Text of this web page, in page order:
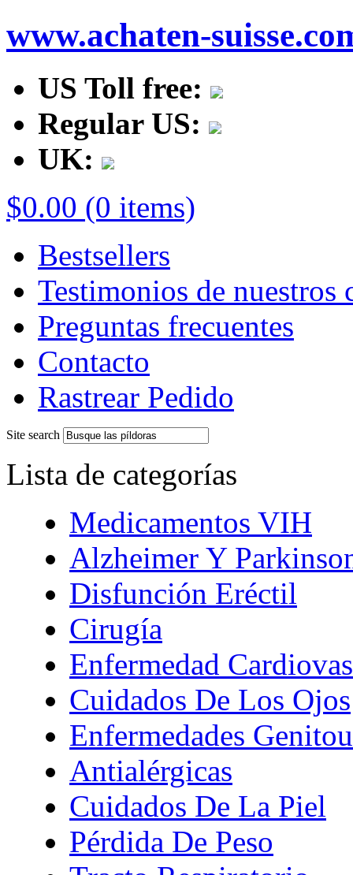
www.achaten-
US Toll free:
Regular US:
UK:
$0.00 (0 items)
Bestsellers
Testimonios de nuestros
Preguntas frecuentes
Contacto
Rastrear Pedido
Site search
Lista de categorías
Medicamentos VIH
Alzheimer Y
Disfunción Eréctil
Cirugía
Enfermedad
Cuidados De Los Ojos
Enfermedades
Antialérgicas
Cuidados De La Piel
Pérdida De Peso